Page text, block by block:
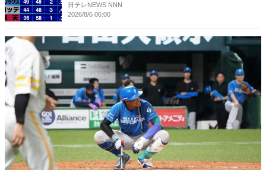
日テレNEWS NNN
2026/8/6 06:00